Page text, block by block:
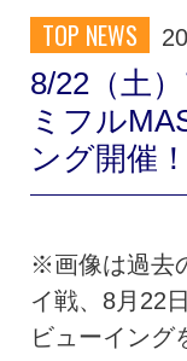
TOP NEWS
8/22（土
ミフル
ング開催！
※画像は過去
イ戦、8月22
ビューイング